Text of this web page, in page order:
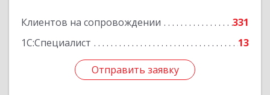
Клиентов на сопровождении
331
1С:Специалист
13
Отправить заявку
Отправить заявку